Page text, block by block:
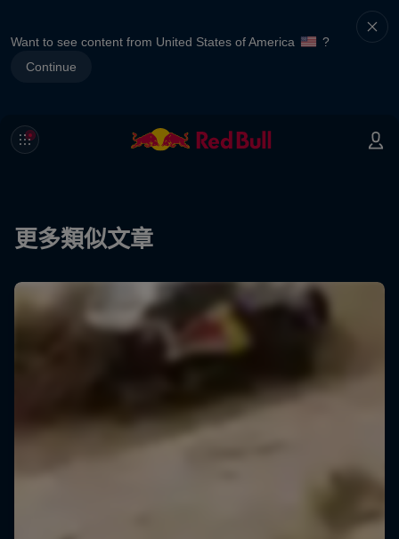
Want to see content from United States of America
?
Continue
更多類似文章